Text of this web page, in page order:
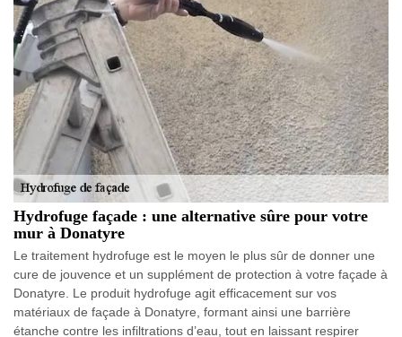
Hydrofuge façade : une alternative sûre pour votre
mur à Donatyre
Le traitement hydrofuge est le moyen le plus sûr de donner une
cure de jouvence et un supplément de protection à votre façade à
Donatyre. Le produit hydrofuge agit efficacement sur vos
matériaux de façade à Donatyre, formant ainsi une barrière
étanche contre les infiltrations d’eau, tout en laissant respirer